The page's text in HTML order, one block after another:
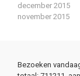
december 2015
november 2015
Bezoeken